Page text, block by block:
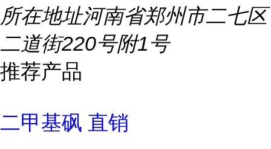
所在地址河南省郑州市二七区
二道街220号附1号
推荐产品
二甲基砜 直销